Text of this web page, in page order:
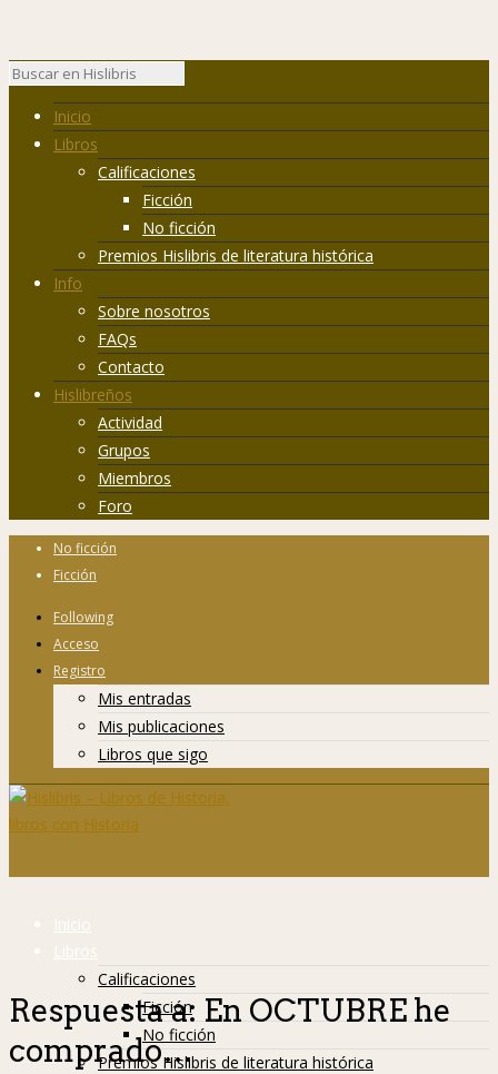
Inicio
Libros
Calificaciones
Ficción
No ficción
Premios Hislibris de literatura histórica
Info
Sobre nosotros
FAQs
Contacto
Hislibreños
Actividad
Grupos
Miembros
Foro
No ficción
Ficción
Following
Acceso
Registro
Mis entradas
Mis publicaciones
Libros que sigo
Inicio
Libros
Calificaciones
Ficción
No ficción
Premios Hislibris de literatura histórica
Respuesta a: En OCTUBRE he
comprado…